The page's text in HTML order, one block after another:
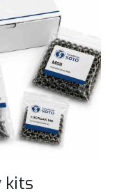
kits